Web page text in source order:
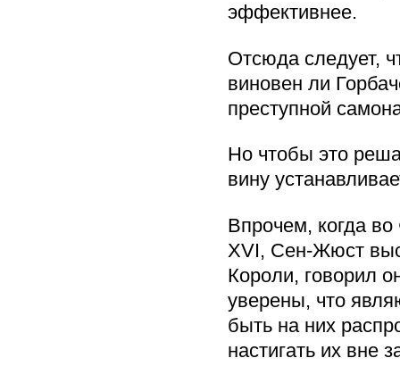
эффективнее.
Отсюда следует,
виновен ли
преступной
Но чтобы это
вину
Впрочем, когда
XVI, Сен-Жюст
Короли, говорил
уверены, что
быть на них
настигать их вне